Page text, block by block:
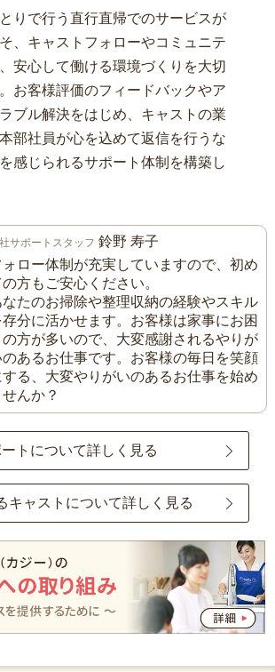
りで行う直行直帰でのサービスが
、キャストフォローやコミュニテ
安心して働ける環境づくりを大切
お客様評価のフィードバックやア
ブル解決をはじめ、キャストの業
部社員が心を込めて返信を行うな
感じられるサポート体制を構築し
サポートスタッフ 鈴野 寿子
ォロー体制が充実していますので、初め
方もご安心ください。
なたのお掃除や整理収納の経験やスキル
存分に活かせます。お客様は家事にお困
の方が多いので、大変感謝されるやりが
のあるお仕事です。お客様の毎日を笑顔
する、大変やりがいのあるお仕事を始め
せんか？
トについて詳しく見る
キャストについて詳しく見る